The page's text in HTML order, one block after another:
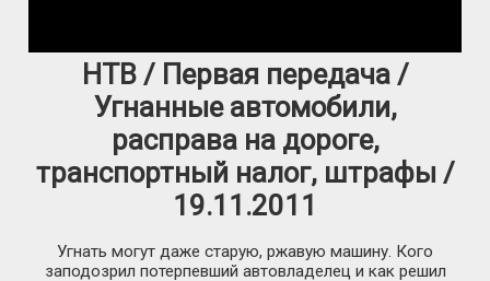
НТВ / Первая передача /
Угнанные автомобили,
расправа на дороге,
транспортный налог, штрафы /
19.11.2011
Угнать могут даже старую, ржавую машину. Кого
заподозрил потерпевший автовладелец и как решил